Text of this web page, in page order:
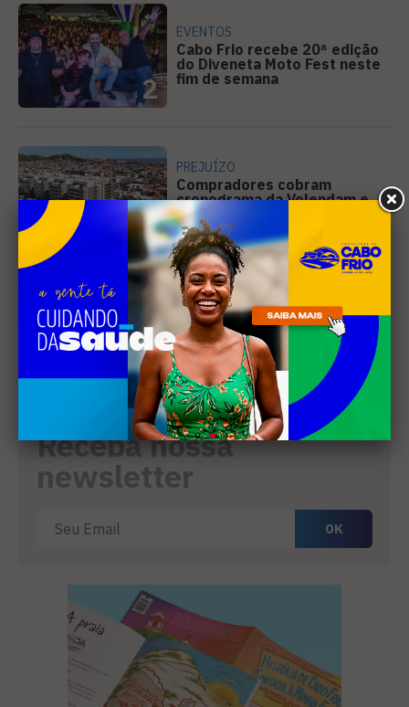
2
EVENTOS
Cabo Frio recebe 20ª edição
do Diveneta Moto Fest neste
fim de semana
3
PREJUÍZO
Compradores cobram
cronograma da Volendam e
pedem ação do MP por obra
parada em Arraial
4
DIREITOS HUMANOS
Ativista de Cabo Frio
representa o Brasil em
conferência internacional na
Holanda
Receba nossa
newsletter